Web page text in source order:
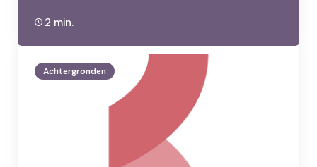
2 min.
Achtergronden